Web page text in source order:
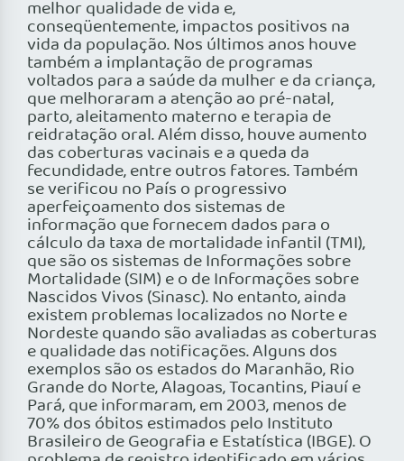
melhor qualidade de vida e,
conseqüentemente, impactos positivos na
vida da população. Nos últimos anos houve
também a implantação de programas
voltados para a saúde da mulher e da criança,
que melhoraram a atenção ao pré-natal,
parto, aleitamento materno e terapia de
reidratação oral. Além disso, houve aumento
das coberturas vacinais e a queda da
fecundidade, entre outros fatores. Também
se verificou no País o progressivo
aperfeiçoamento dos sistemas de
informação que fornecem dados para o
cálculo da taxa de mortalidade infantil (TMI),
que são os sistemas de Informações sobre
Mortalidade (SIM) e o de Informações sobre
Nascidos Vivos (Sinasc). No entanto, ainda
existem problemas localizados no Norte e
Nordeste quando são avaliadas as coberturas
e qualidade das notificações. Alguns dos
exemplos são os estados do Maranhão, Rio
Grande do Norte, Alagoas, Tocantins, Piauí e
Pará, que informaram, em 2003, menos de
70% dos óbitos estimados pelo Instituto
Brasileiro de Geografia e Estatística (IBGE). O